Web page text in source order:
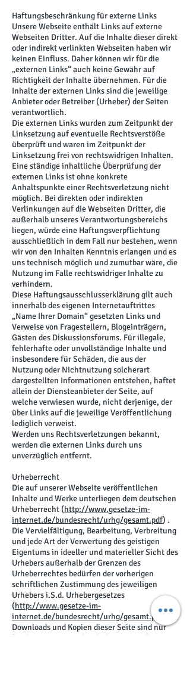
Haftungsbeschränkung für externe Links
Unsere Webseite enthält Links auf externe
Webseiten Dritter. Auf die Inhalte dieser direkt
oder indirekt verlinkten Webseiten haben wir
keinen Einfluss. Daher können wir für die
„externen Links“ auch keine Gewähr auf
Richtigkeit der Inhalte übernehmen. Für die
Inhalte der externen Links sind die jeweilige
Anbieter oder Betreiber (Urheber) der Seiten
verantwortlich.
Die externen Links wurden zum Zeitpunkt der
Linksetzung auf eventuelle Rechtsverstöße
überprüft und waren im Zeitpunkt der
Linksetzung frei von rechtswidrigen Inhalten.
Eine ständige inhaltliche Überprüfung der
externen Links ist ohne konkrete
Anhaltspunkte einer Rechtsverletzung nicht
möglich. Bei direkten oder indirekten
Verlinkungen auf die Webseiten Dritter, die
außerhalb unseres Verantwortungsbereichs
liegen, würde eine Haftungsverpflichtung
ausschließlich in dem Fall nur bestehen, wenn
wir von den Inhalten Kenntnis erlangen und es
uns technisch möglich und zumutbar wäre, die
Nutzung im Falle rechtswidriger Inhalte zu
verhindern.
Diese Haftungsausschlusserklärung gilt auch
innerhalb des eigenen Internetauftrittes
„Name Ihrer Domain“ gesetzten Links und
Verweise von Fragestellern, Blogeinträgern,
Gästen des Diskussionsforums. Für illegale,
fehlerhafte oder unvollständige Inhalte und
insbesondere für Schäden, die aus der
Nutzung oder Nichtnutzung solcherart
dargestellten Informationen entstehen, haftet
allein der Diensteanbieter der Seite, auf
welche verwiesen wurde, nicht derjenige, der
über Links auf die jeweilige Veröffentlichung
lediglich verweist.
Werden uns Rechtsverletzungen bekannt,
werden die externen Links durch uns
unverzüglich entfernt.
Urheberrecht
Die auf unserer Webseite veröffentlichen
Inhalte und Werke unterliegen dem deutschen
Urheberrecht (http://www.gesetze-im-
internet.de/bundesrecht/urhg/gesamt.pdf) .
Die Vervielfältigung, Bearbeitung, Verbreitung
und jede Art der Verwertung des geistigen
Eigentums in ideeller und materieller Sicht des
Urhebers außerhalb der Grenzen des
Urheberrechtes bedürfen der vorherigen
schriftlichen Zustimmung des jeweiligen
Urhebers i.S.d. Urhebergesetzes
(http://www.gesetze-im-
internet.de/bundesrecht/urhg/gesamt.pdf
Downloads und Kopien dieser Seite sind nur
für den privaten und nicht kommerziellen